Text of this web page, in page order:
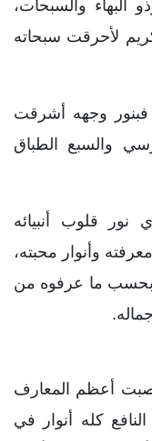
البهاء والسبحات،
لأحرقت سبحاته
فبنور وجهه أشرقت
والسبع الطباق
نور قلوب أنبيائه
وأنوار محبته،
بحسب ما عرفوه من
أعظم المعارف
كله أنوار في